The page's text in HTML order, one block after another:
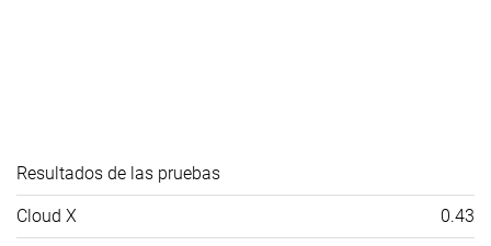
Resultados de las pruebas
Cloud X 0.43